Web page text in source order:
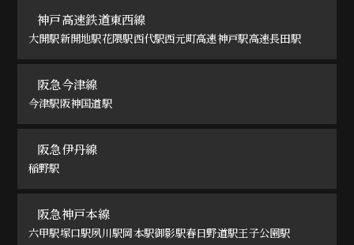
神戸高速鉄道東西線
大開駅新開地駅花隈駅西代駅西元町高速神戸駅高速長田駅
阪急今津線
今津駅 阪神国道駅
阪急伊丹線
稲野駅
阪急神戸本線
六甲駅塚口駅夙川駅岡本駅御影駅春日野道駅王子公園駅